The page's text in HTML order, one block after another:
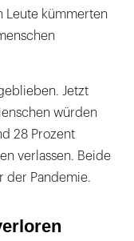
Leute kümmerten
Jetzt
würden
28 Prozent
verlassen. Beide
der Pandemie.